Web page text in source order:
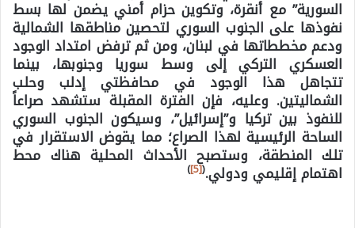
السورية” مع أنقرة، وتكوين حزام أمني يضمن لها بسط
نفوذها على الجنوب السوري لتحصين مناطقها الشمالية
ودعم مخططاتها في لبنان، ومن ثم ترفض امتداد الوجود
العسكري التركي إلى وسط سوريا وجنوبها، بينما
تتجاهل هذا الوجود في محافظتي إدلب وحلب
الشماليتين. وعليه، فإن الفترة المقبلة ستشهد صراعاً
للنفوذ بين تركيا و”إسرائيل”، وسيكون الجنوب السوري
الساحة الرئيسية لهذا الصراع؛ مما يقوض الاستقرار في
تلك المنطقة، وستصبح الأحداث المحلية هناك محط
اهتمام إقليمي ودولي.(
[5]
)